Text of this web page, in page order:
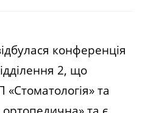
конференція
2, що
та